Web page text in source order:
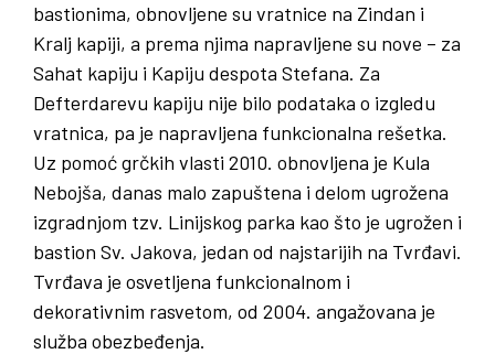
bastionima, obnovljene su vratnice na Zindan i
Kralj kapiji, a prema njima napravljene su nove – za
Sahat kapiju i Kapiju despota Stefana. Za
Defterdarevu kapiju nije bilo podataka o izgledu
vratnica, pa je napravljena funkcionalna rešetka.
Uz pomoć grčkih vlasti 2010. obnovljena je Kula
Nebojša, danas malo zapuštena i delom ugrožena
izgradnjom tzv. Linijskog parka kao što je ugrožen i
bastion Sv. Jakova, jedan od najstarijih na Tvrđavi.
Tvrđava je osvetljena funkcionalnom i
dekorativnim rasvetom, od 2004. angažovana je
služba obezbeđenja.